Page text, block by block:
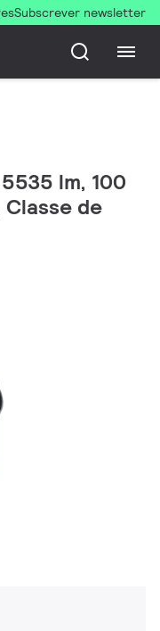
Subscrever newsletter
lm, 100
de